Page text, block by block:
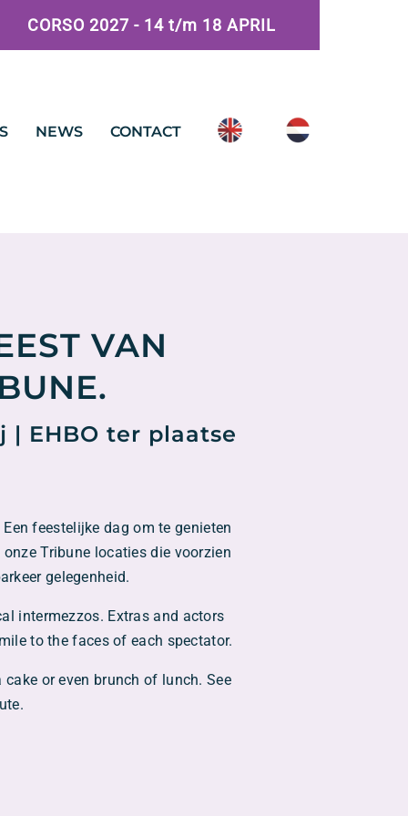
CORSO 2027 - 14 t/m 18 APRIL
NEWS CONTACT
VAN
EHBO ter plaatse
feestelijke dag om te genieten
Tribune locaties die voorzien
gelegenheid.
intermezzos. Extras and actors
to the faces of each spectator.
or even brunch of lunch. See